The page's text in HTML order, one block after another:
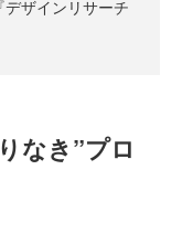
デザインリサーチ
なき”プロ